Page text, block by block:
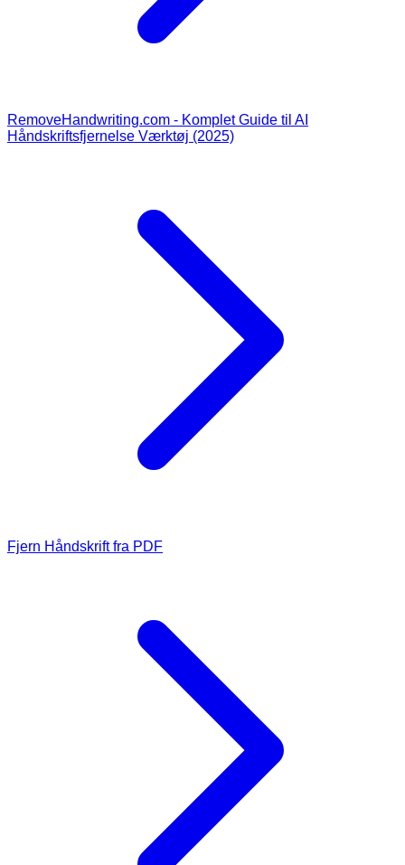
RemoveHandwriting.com - Komplet Guide til AI
Håndskriftsfjernelse Værktøj (2025)
Fjern Håndskrift fra PDF